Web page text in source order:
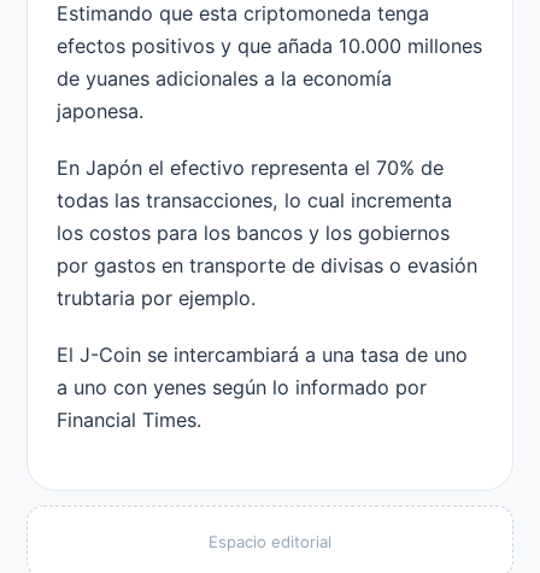
Estimando que esta criptomoneda tenga
efectos positivos y que añada 10.000 millones
de yuanes adicionales a la economía
japonesa.
En Japón el efectivo representa el 70% de
todas las transacciones, lo cual incrementa
los costos para los bancos y los gobiernos
por gastos en transporte de divisas o evasión
trubtaria por ejemplo.
El J-Coin se intercambiará a una tasa de uno
a uno con yenes según lo informado por
Financial Times.
Espacio editorial